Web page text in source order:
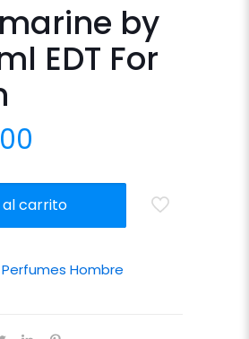
by
EDT For
al carrito
Perfumes Hombre